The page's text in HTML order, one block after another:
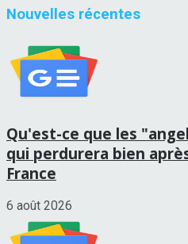
Nouvelles récentes
Qu'est-ce que les
qui perdurera bien
France
6 août 2026